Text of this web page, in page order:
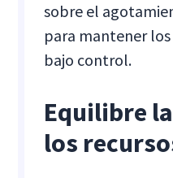
sobre el
para mantener
bajo control.
Equilibre
los